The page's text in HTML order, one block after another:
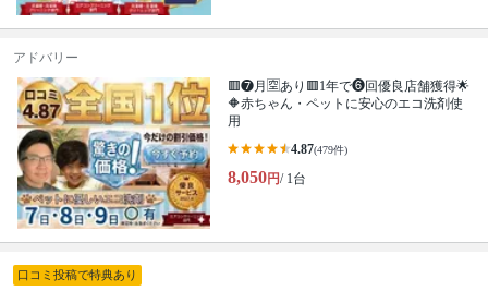
アドバリー
🟥❼月🈳あり🟥1年で❻回優良店舗獲得🌟
🔶赤ちゃん・ペットに安心のエコ洗剤使
用
4.87(479件)
8,050円/ 1台
口コミ投稿で特典あり